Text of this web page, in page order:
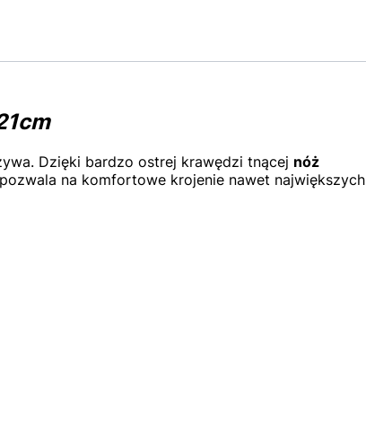
Dzięki bardzo ostrej krawędzi tnącej nóż
na komfortowe krojenie nawet największych